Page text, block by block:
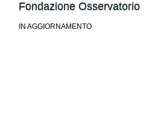
Fondazione Osservatorio
IN AGGIORNAMENTO